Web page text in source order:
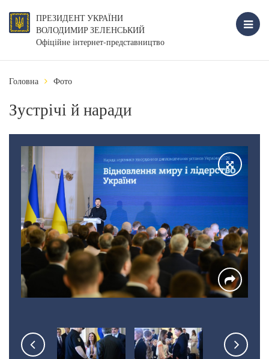
ПРЕЗИДЕНТ УКРАЇНИ
ВОЛОДИМИР ЗЕЛЕНСЬКИЙ
Офіційне інтернет-представництво
Головна Фото
Зустрічі й наради